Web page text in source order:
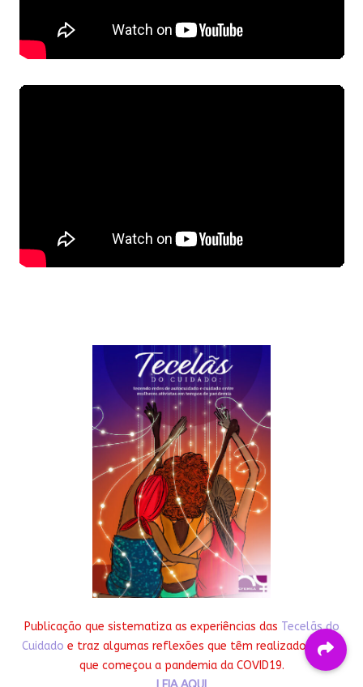
Publicação que sistematiza as experiências das Tecelãs do
Cuidado e traz algumas reflexões que têm realizado desde
que começou a pandemia da COVID19.